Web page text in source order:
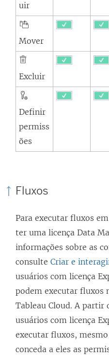
uir
Mover
Excluir
Definir
permiss
ões
Fluxos
Para executar fluxos
ter uma licença Data
informações sobre as
consulte Criar e
usuários com licença
podem executar fluxos
Tableau Cloud. A partir
usuários com licença
executar fluxos,
conceda a eles as